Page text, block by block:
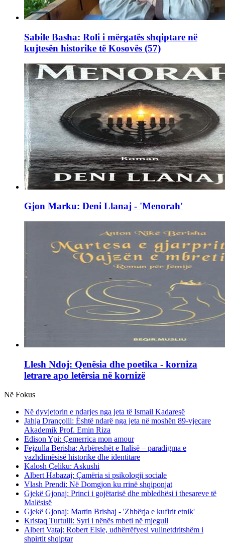
Sabile Basha: Roli i mërgatës shqiptare në
kujtesën historike të Kosovës (57)
Gjon Marku: Deni Llanaj - 'Menorah'
Llesh Ndoj: Qenësia dhe poetika - korniza
letrare apo letërsia në kornizë
Në Fokus
Në dyvjetorin e ndarjes nga jeta të Ismail Kadaresë
Jahja Drançolli: Është ndarë nga jeta në moshën 89-vjeçare
Akademik Prof. Emin Riza
Edison Ypi: Çemerrica mon amour
Fejzulla Berisha: Arbëreshët e Italisë – paradigma e
vazhdimësisë historike dhe identitare
Kalosh Çeliku: Askushi
Albert Habazaj: Çamëria si psikologji sociale
Vlash Prendi: Në Domgjon ku rrinë shqiponjat
Gjekë Gjonaj: Princi i gojëtarisë dhe mbledhësi i thesareve të
Malësisë
Gjekë Gjonaj: Martin Brishaj - 'Zhbërja e kufirit etnik'
Kristaq Turtulli: Syri i nënës mbeti në mjegull
Albert Vataj: Robert Elsie, udhërrëfyesi vullnetdritshëm i
shpirtit shqiptar